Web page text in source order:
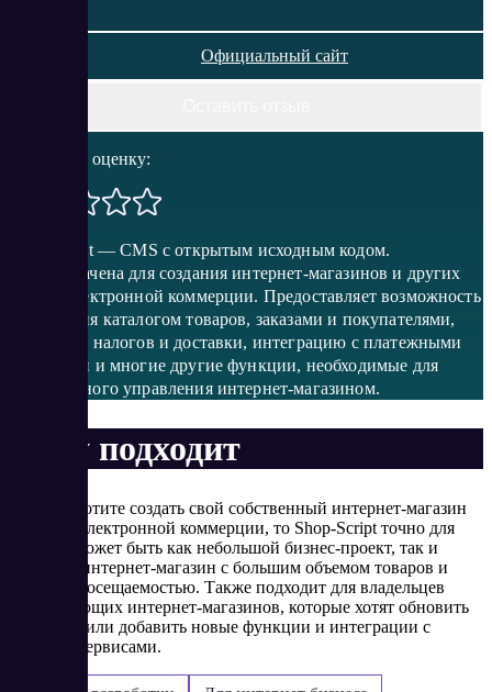
Официальный сайт
Поставить оценку:
Shop-Script — CMS с открытым исходным кодом.
Предназначена для создания интернет-магазинов и других
сайтов электронной коммерции. Предоставляет возможность
управления каталогом товаров, заказами и покупателями,
настройку налогов и доставки, интеграцию с платежными
системами и многие другие функции, необходимые для
эффективного управления интернет-магазином.
Кому подходит
Если вы хотите создать свой собственный интернет-магазин
или сайт электронной коммерции, то Shop-Script точно для
вас. Это может быть как небольшой бизнес-проект, так и
крупный интернет-магазин с большим объемом товаров и
высокой посещаемостью. Также подходит для владельцев
существующих интернет-магазинов, которые хотят обновить
свой сайт или добавить новые функции и интеграции с
другими сервисами.